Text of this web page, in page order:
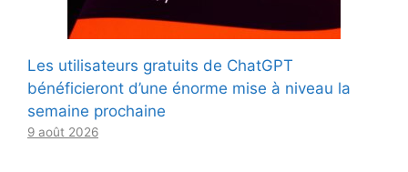
Les utilisateurs gratuits de ChatGPT
bénéficieront d’une énorme mise à niveau la
semaine prochaine
9 août 2026